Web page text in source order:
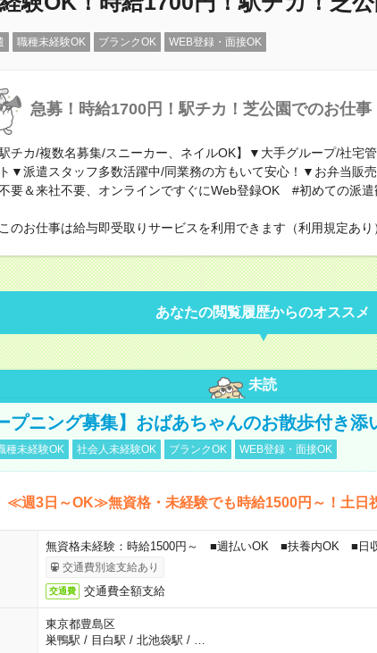
職種未経験OK ブランクOK WEB登録・面接OK
急募！時給1700円！駅チカ！芝公園でのお仕事
駅チカ/複数名募集/スニーカー、ネイルOK】▼大手グループ/社宅
▼派遣スタッフ多数活躍中/同業務の方もいて安心！▼お弁当販
要＆来社不要、オンラインですぐにWeb登録OK #初めての派
のお仕事は給与即受取りサービスを利用できます（利用規定あり
あなたの閲覧履歴からのオススメ
未読
プニング募集】おばあちゃんのお散歩付き添
種未経験OK 社会人未経験OK ブランクOK WEB登録・面接OK
≪週3日～OK≫無資格・未経験でも時給1500円～！土日
無資格未経験：時給1500円～ ■週払いOK ■扶養内OK ■日
交通費別途支給あり
交通費 交通費全額支給
東京都豊島区
巣鴨駅 / 目白駅 / 北池袋駅 /